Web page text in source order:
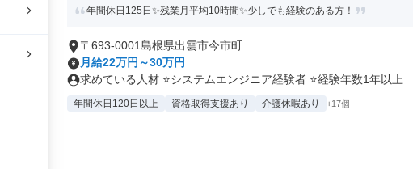
年間休日125日✨残業月平均10時間✨少しでも経験のある方！
〒693-0001島根県出雲市今市町
月給22万円～30万円
求めている人材 ⭐システムエンジニア経験者 ⭐経験年数1年以上
年間休日120日以上 資格取得支援あり 介護休暇あり +17個